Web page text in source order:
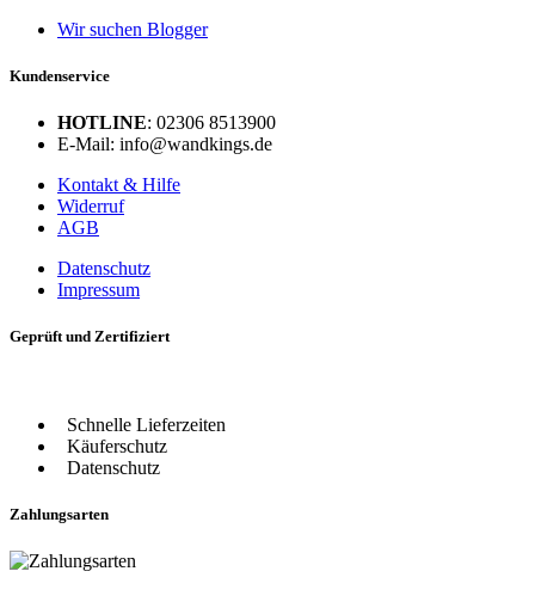
Wir suchen Blogger
Kundenservice
HOTLINE: 02306 8513900
E-Mail: info@wandkings.de
Kontakt & Hilfe
Widerruf
AGB
Datenschutz
Impressum
Geprüft und Zertifiziert
Schnelle Lieferzeiten
Käuferschutz
Datenschutz
Zahlungsarten